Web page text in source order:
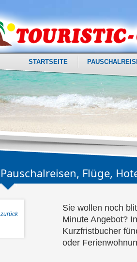
STARTSEITE
Pauschalreisen, Flüge,
zurück
Sie wollen noch
Minute Angebot?
Kurzfristbucher
oder